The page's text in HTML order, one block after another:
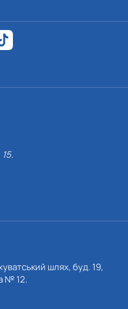
шлях, буд. 19,
№ 12.